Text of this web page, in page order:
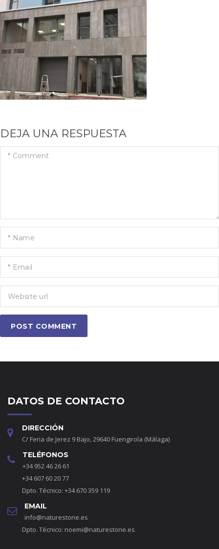
DEJA UNA RESPUESTA
POST COMMENT
DATOS DE CONTACTO
DIRECCIÓN
C/ Feria de Jerez 9 Bajo, 29640 Fuengirola (Málaga)
TELÉFONOS
+34 952 46 26 61
+34 607 60 20 77
Dpto. Técnico: +34 670 359 119
EMAIL
info@naturestone.es
Dpto. Técnico: noemi@naturestone.es